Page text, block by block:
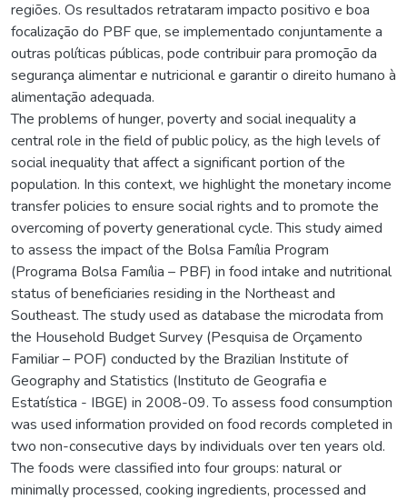
regiões. Os resultados retrataram impacto positivo e boa
focalização do PBF que, se implementado conjuntamente a
outras políticas públicas, pode contribuir para promoção da
segurança alimentar e nutricional e garantir o direito humano à
alimentação adequada.
The problems of hunger, poverty and social inequality a
central role in the field of public policy, as the high levels of
social inequality that affect a significant portion of the
population. In this context, we highlight the monetary income
transfer policies to ensure social rights and to promote the
overcoming of poverty generational cycle. This study aimed
to assess the impact of the Bolsa Família Program
(Programa Bolsa Família – PBF) in food intake and nutritional
status of beneficiaries residing in the Northeast and
Southeast. The study used as database the microdata from
the Household Budget Survey (Pesquisa de Orçamento
Familiar – POF) conducted by the Brazilian Institute of
Geography and Statistics (Instituto de Geografia e
Estatística - IBGE) in 2008-09. To assess food consumption
was used information provided on food records completed in
two non-consecutive days by individuals over ten years old.
The foods were classified into four groups: natural or
minimally processed, cooking ingredients, processed and